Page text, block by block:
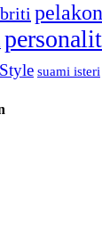
pelakon
Style suami isteri